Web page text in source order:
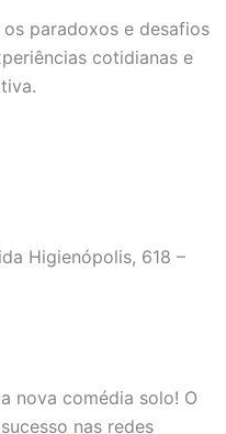
paradoxos e desafios
cotidianas e
Higienópolis, 618 –
nova comédia solo! O
nas redes